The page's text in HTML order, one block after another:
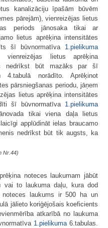
kanalizāciju īpašām būvēm
pārejām), vienreizējas lietus
periods jānosaka tikai ar
lietus aprēķina intensitātes
šī būvnormatīva 1.pielikuma
vienreizējas lietus aprēķina
nedrīkst būt mazāks par šī
norādīto. Aprēķinot
pārsniegšanas periodu, jāņem
lietus aprēķina intensitātes
šī būvnormatīva 1.pielikuma
tikai viena daļa lietus
applūdināt ielas braucamo
nedrīkst būt tik augsts, ka
Nr.44)
noteces laukumam jābūt
vai to laukuma daļu, kura dod
noteces laukums ir 500 ha un
jālieto koriģējošais koeficients
atkarībā no laukuma
1.pielikuma6.tabulas.